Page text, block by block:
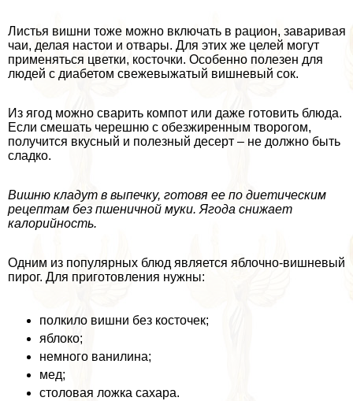
Листья вишни тоже можно включать в рацион, заваривая
чаи, делая настои и отвары. Для этих же целей могут
применяться цветки, косточки. Особенно полезен для
людей с диабетом свежевыжатый вишневый сок.
Из ягод можно сварить компот или даже готовить блюда.
Если смешать черешню с обезжиренным творогом,
получится вкусный и полезный десерт – не должно быть
сладко.
Вишню кладут в выпечку, готовя ее по диетическим
рецептам без пшеничной муки. Ягода снижает
калорийность.
Одним из популярных блюд является яблочно-вишневый
пирог. Для приготовления нужны:
полкило вишни без косточек;
яблоко;
немного ванилина;
мед;
столовая ложка сахара.